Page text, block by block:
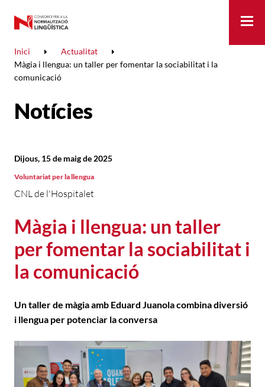
Inici
Actualitat
Màgia i llengua: un taller per fomentar la sociabilitat i la
comunicació
Notícies
Màgia i llengua: un taller
per fomentar la sociabilitat i
la comunicació
CNL de l'Hospitalet
Dijous, 15 de maig de 2025
Voluntariat per la llengua
Un taller de màgia amb Eduard Juanola combina diversió
i llengua per potenciar la conversa